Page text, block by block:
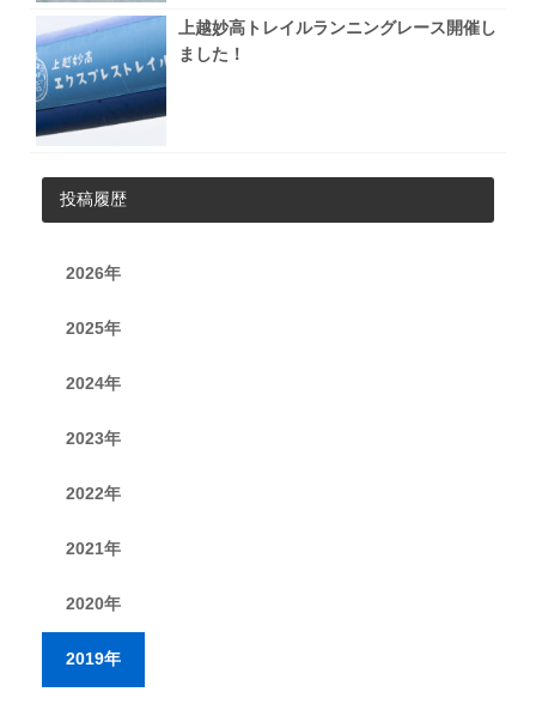
上越妙高トレイルランニングレース開催し
ました！
投稿履歴
2026年
2025年
2024年
2023年
2022年
2021年
2020年
2019年